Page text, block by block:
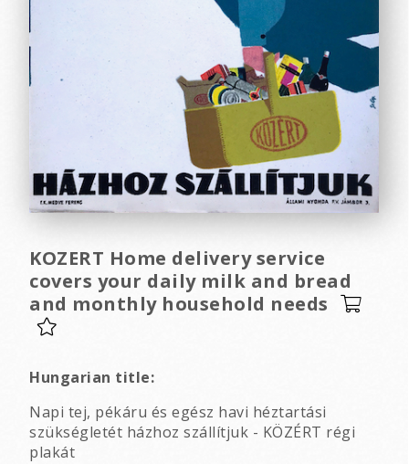
KOZERT Home delivery service
covers your daily milk and bread
and monthly household needs
Hungarian title:
Napi tej, pékáru és egész havi héztartási
szükségletét házhoz szállítjuk - KÖZÉRT régi
plakát